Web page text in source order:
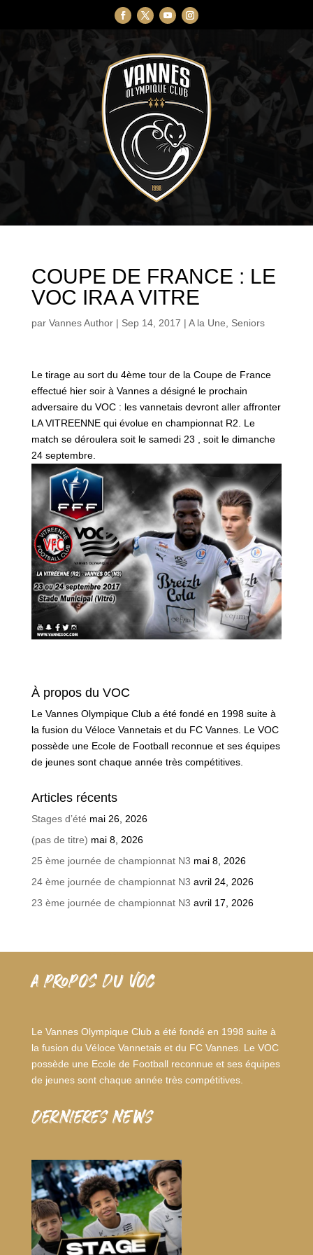
COUPE DE FRANCE : LE
VOC IRA A VITRE
par Vannes Author| Sep 14, 2017 | A la Une, Seniors
Le tirage au sort du 4ème tour de la Coupe de France
effectué hier soir à Vannes a désigné le prochain
adversaire du VOC : les vannetais devront aller affronter
LA VITREENNE qui évolue en championnat R2. Le
match se déroulera soit le samedi 23 , soit le dimanche
24 septembre.
À propos du VOC
Le Vannes Olympique Club a été fondé en 1998 suite à
la fusion du Véloce Vannetais et du FC Vannes. Le VOC
possède une Ecole de Football reconnue et ses équipes
de jeunes sont chaque année très compétitives.
Articles récents
Stages d’été mai 26, 2026
(pas de titre) mai 8, 2026
25 ème journée de championnat N3 mai 8, 2026
24 ème journée de championnat N3 avril 24, 2026
23 ème journée de championnat N3 avril 17, 2026
A PROPOS DU VOC
Le Vannes Olympique Club a été fondé en 1998 suite à
la fusion du Véloce Vannetais et du FC Vannes. Le VOC
possède une Ecole de Football reconnue et ses équipes
de jeunes sont chaque année très compétitives.
dernieres news